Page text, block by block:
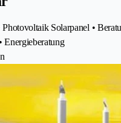
Photovoltaik Solarpanel •
Energieberatung